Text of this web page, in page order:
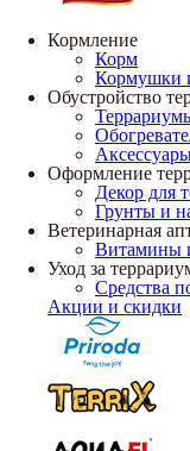
Кормление
Корм
Кормушки
Обустройство
Оформление
Декор для
Грунты и
Ветеринарная
Витамины
Уход за
Средства
Акции и скидки